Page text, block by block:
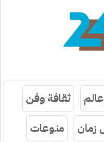
ثقافة وفن
زمان منوعات